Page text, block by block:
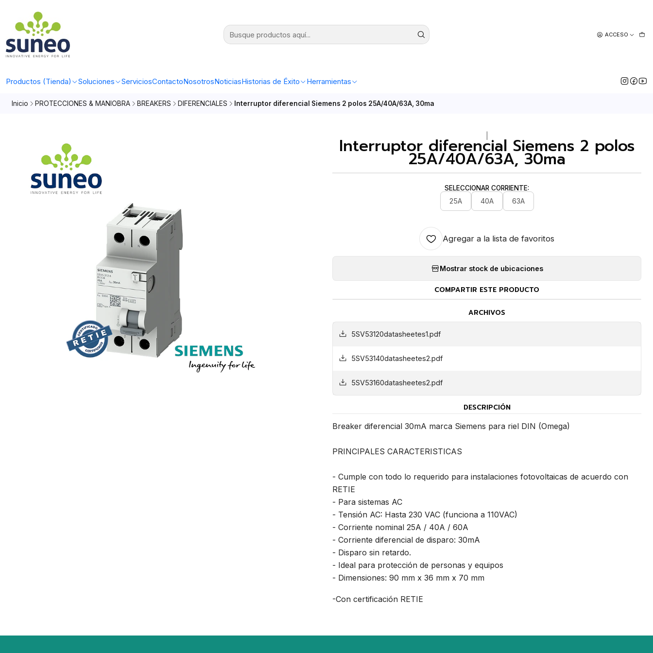
ACCESO
Productos (Tienda) Soluciones ServiciosContactoNosotrosNoticiasHistorias de Éxito Herramientas
Inicio PROTECCIONES & MANIOBRA BREAKERS DIFERENCIALES Interruptor diferencial Siemens 2 polos 25A/40A/63A, 30ma
Interruptor diferencial Siemens 2 polos
25A/40A/63A, 30ma
SELECCIONAR CORRIENTE:
25A 40A 63A
Agregar a la lista de favoritos
Mostrar stock de ubicaciones
COMPARTIR ESTE PRODUCTO
ARCHIVOS
5SV53120datasheetes1.pdf
5SV53140datasheetes2.pdf
5SV53160datasheetes2.pdf
DESCRIPCIÓN
Breaker diferencial 30mA marca Siemens para riel DIN (Omega)
PRINCIPALES CARACTERISTICAS
- Cumple con todo lo requerido para instalaciones fotovoltaicas de acuerdo con
RETIE
- Para sistemas AC
- Tensión AC: Hasta 230 VAC (funciona a 110VAC)
- Corriente nominal 25A / 40A / 60A
- Corriente diferencial de disparo: 30mA
- Disparo sin retardo.
- Ideal para protección de personas y equipos
- Dimensiones: 90 mm x 36 mm x 70 mm
-Con certificación RETIE